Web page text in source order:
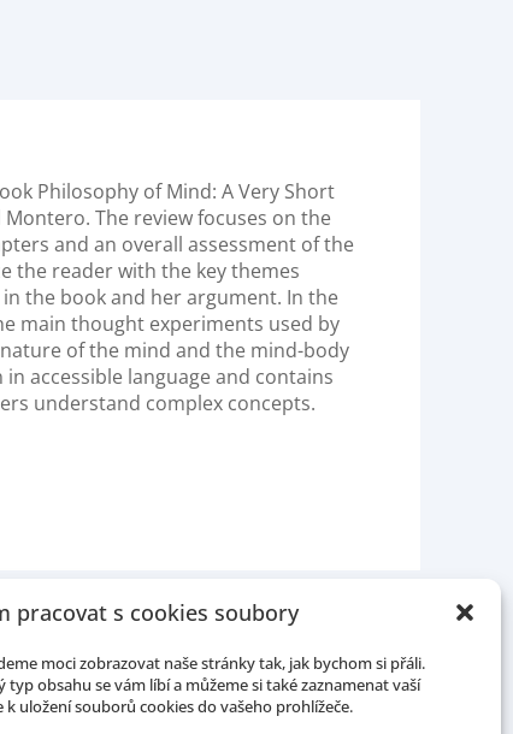
pracovat s cookies soubory
moci zobrazovat naše stránky tak, jak bychom si přáli.
typ obsahu se vám líbí a můžeme si také zaznamenat vaší
k uložení souborů cookies do vašeho prohlížeče.
Philosophy of Mind: A Very Short
The review focuses on the
and an overall assessment of the
the reader with the key themes
the book and her argument. In the
main thought experiments used by
of the mind and the mind-body
accessible language and contains
understand complex concepts.